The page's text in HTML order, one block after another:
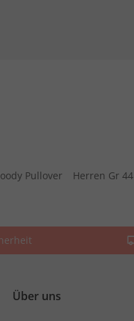
Pullover Herren Gr 44
Über uns